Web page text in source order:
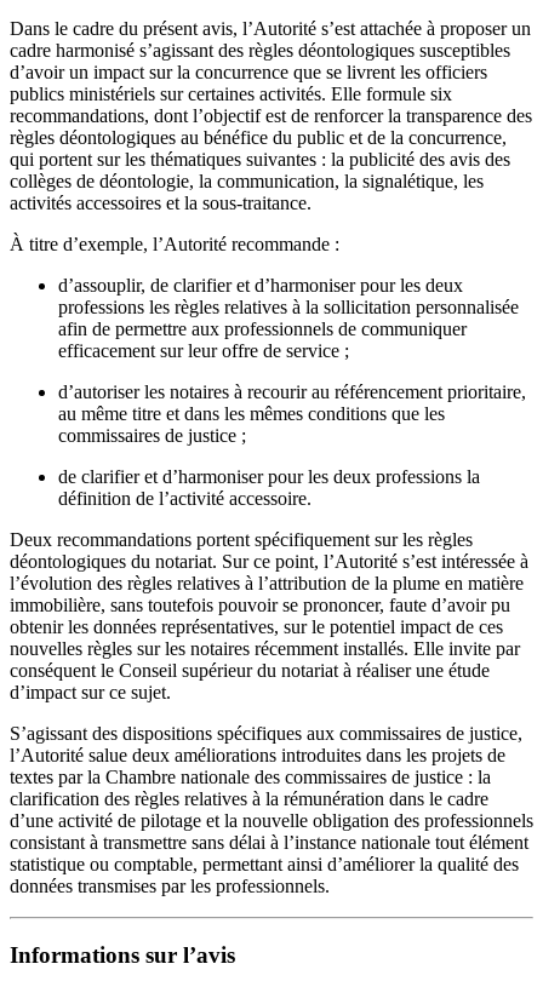
Dans le cadre du présent avis, l’Autorité s’est attachée à proposer un
cadre harmonisé s’agissant des règles déontologiques susceptibles
d’avoir un impact sur la concurrence que se livrent les officiers
publics ministériels sur certaines activités. Elle formule six
recommandations, dont l’objectif est de renforcer la transparence des
règles déontologiques au bénéfice du public et de la concurrence,
qui portent sur les thématiques suivantes : la publicité des avis des
collèges de déontologie, la communication, la signalétique, les
activités accessoires et la sous-traitance.
À titre d’exemple, l’Autorité recommande :
d’assouplir, de clarifier et d’harmoniser pour les deux
professions les règles relatives à la sollicitation personnalisée
afin de permettre aux professionnels de communiquer
efficacement sur leur offre de service ;
d’autoriser les notaires à recourir au référencement prioritaire,
au même titre et dans les mêmes conditions que les
commissaires de justice ;
de clarifier et d’harmoniser pour les deux professions la
définition de l’activité accessoire.
Deux recommandations portent spécifiquement sur les règles
déontologiques du notariat. Sur ce point, l’Autorité s’est intéressée à
l’évolution des règles relatives à l’attribution de la plume en matière
immobilière, sans toutefois pouvoir se prononcer, faute d’avoir pu
obtenirles données représentatives, sur le potentiel impact de ces
nouvelles règles sur les notaires récemment installés. Elle invite par
conséquent le Conseil supérieur du notariat à réaliser une étude
d’impact sur ce sujet.
S’agissant des dispositions spécifiques aux commissaires de justice,
l’Autorité salue deux améliorations introduites dans les projets de
textes par la Chambre nationale des commissaires de justice : la
clarification des règles relatives à la rémunération dans le cadre
d’une activité de pilotage et la nouvelle obligation des professionnels
consistant à transmettre sans délai à l’instance nationale tout élément
statistique ou comptable, permettant ainsi d’améliorer la qualité des
données transmises par les professionnels.
Informations sur l’avis